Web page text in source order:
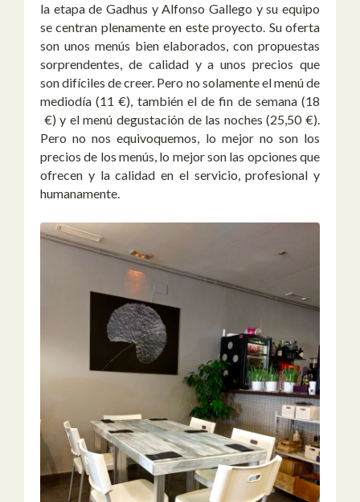
la etapa de Gadhus y Alfonso Gallego y su equipo
se centran plenamente en este proyecto. Su oferta
son unos menús bien elaborados, con propuestas
sorprendentes, de calidad y a unos precios que
son difíciles de creer. Pero no solamente el menú de
mediodía (11 €), también el de fin de semana (18
€) y el menú degustación de las noches (25,50 €).
Pero no nos equivoquemos, lo mejor no son los
precios de los menús, lo mejor son las opciones que
ofrecen y la calidad en el servicio, profesional y
humanamente.